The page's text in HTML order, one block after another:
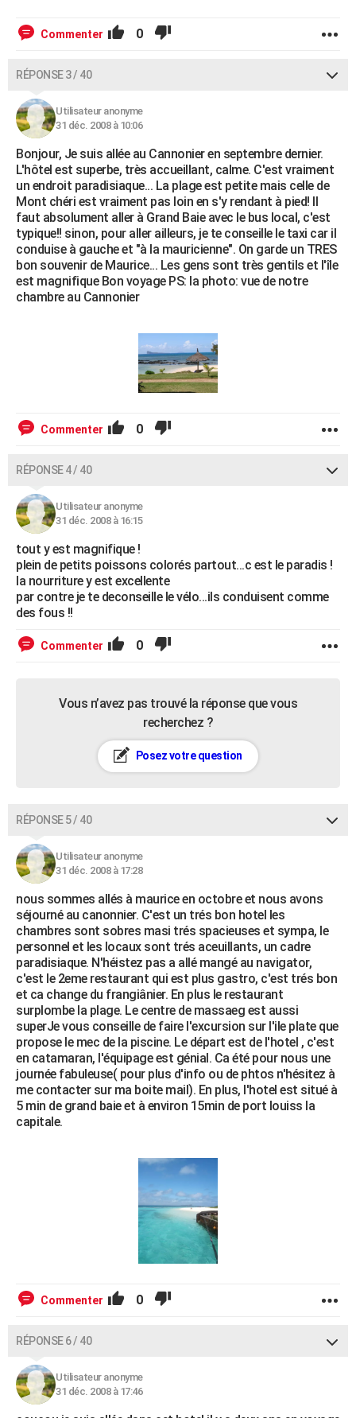
Commenter 0
RÉPONSE 3 / 40
Utilisateur anonyme
31 déc. 2008 à 10:06
Bonjour, Je suis allée au Cannonier en septembre dernier.
L'hôtel est superbe, très accueillant, calme. C'est vraiment
un endroit paradisiaque... La plage est petite mais celle de
Mont chéri est vraiment pas loin en s'y rendant à pied! Il
faut absolument aller à Grand Baie avec le bus local, c'est
typique!! sinon, pour aller ailleurs, je te conseille le taxi car il
conduise à gauche et "à la mauricienne". On garde un TRES
bon souvenir de Maurice... Les gens sont très gentils et l'île
est magnifique Bon voyage PS: la photo: vue de notre
chambre au Cannonier
Commenter 0
RÉPONSE 4 / 40
Utilisateur anonyme
31 déc. 2008 à 16:15
tout y est magnifique !
plein de petits poissons colorés partout...c est le paradis !
la nourriture y est excellente
par contre je te deconseille le vélo...ils conduisent comme
des fous !!
Commenter 0
Vous n’avez pas trouvé la réponse que vous
recherchez ?
Posez votre question
RÉPONSE 5 / 40
Utilisateur anonyme
31 déc. 2008 à 17:28
nous sommes allés à maurice en octobre et nous avons
séjourné au canonnier. C'est un trés bon hotel les
chambres sont sobres masi trés spacieuses et sympa, le
personnel et les locaux sont trés aceuillants, un cadre
paradisiaque. N'héistez pas a allé mangé au navigator,
c'est le 2eme restaurant qui est plus gastro, c'est trés bon
et ca change du frangiânier. En plus le restaurant
surplombe la plage. Le centre de massaeg est aussi
superJe vous conseille de faire l'excursion sur l'ile plate que
propose le mec de la piscine. Le départ est de l'hotel , c'est
en catamaran, l'équipage est génial. Ca été pour nous une
journée fabuleuse( pour plus d'info ou de phtos n'hésitez à
me contacter sur ma boite mail). En plus, l'hotel est situé à
5 min de grand baie et à environ 15min de port louiss la
capitale.
Commenter 0
RÉPONSE 6 / 40
Utilisateur anonyme
31 déc. 2008 à 17:46